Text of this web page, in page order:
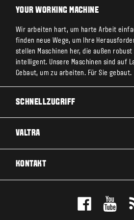
YOUR WORKING MACHINE
Wir arbeiten hart, um harte Arbeit
finden neue Wege, um Ihre
stellen Maschinen her, die außen robust
intelligent. Unsere Maschinen sind auf
Gebaut, um zu arbeiten. Für Sie gebaut.
SCHNELLZUGRIFF
SERVICE & REPARATUR
VALTRA
KONTAKT
PROBEFAHRT MACHEN